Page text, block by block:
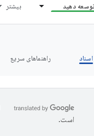
دهید بیشتر
اسناد راهنماهای سریع
است.